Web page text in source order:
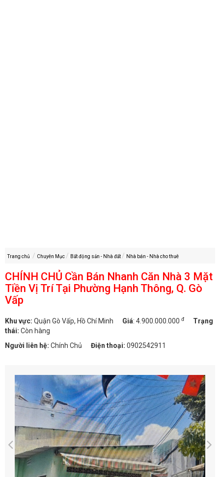
Trang chủ Chuyên Mục Bất động sản - Nhà đất Nhà bán - Nhà cho thuê
CHÍNH CHỦ Cần Bán Nhanh Căn Nhà 3 Mặt
Tiền Vị Trí Tại Phường Hạnh Thông, Q. Gò
Vấp
Khu vực: Quận Gò Vấp, Hồ Chí Minh Giá: 4.900.000.000 đ
Trạng
thái: Còn hàng
Người liên hệ: Chính Chủ Điện thoại: 0902542911